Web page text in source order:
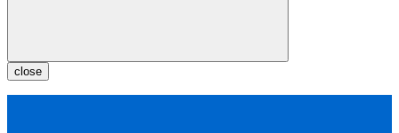
close